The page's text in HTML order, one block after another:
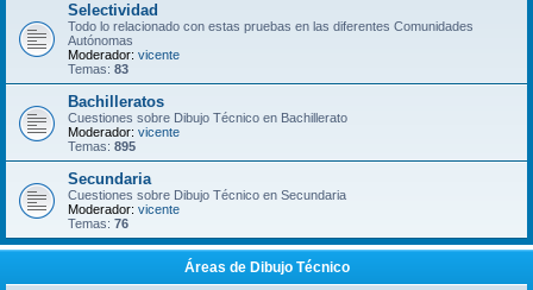
Selectividad
Todo lo relacionado con estas pruebas en las diferentes Comunidades
Autónomas
Moderador: vicente
Temas: 83
Bachilleratos
Cuestiones sobre Dibujo Técnico en Bachillerato
Moderador: vicente
Temas: 895
Secundaria
Cuestiones sobre Dibujo Técnico en Secundaria
Moderador: vicente
Temas: 76
Áreas de Dibujo Técnico